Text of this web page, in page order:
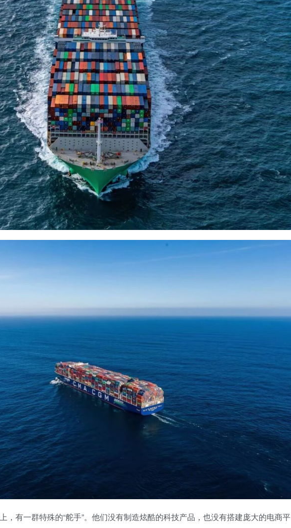
，有一群特殊的“舵手”。他们没有制造炫酷的科技产品，也没有搭建庞大的电商平